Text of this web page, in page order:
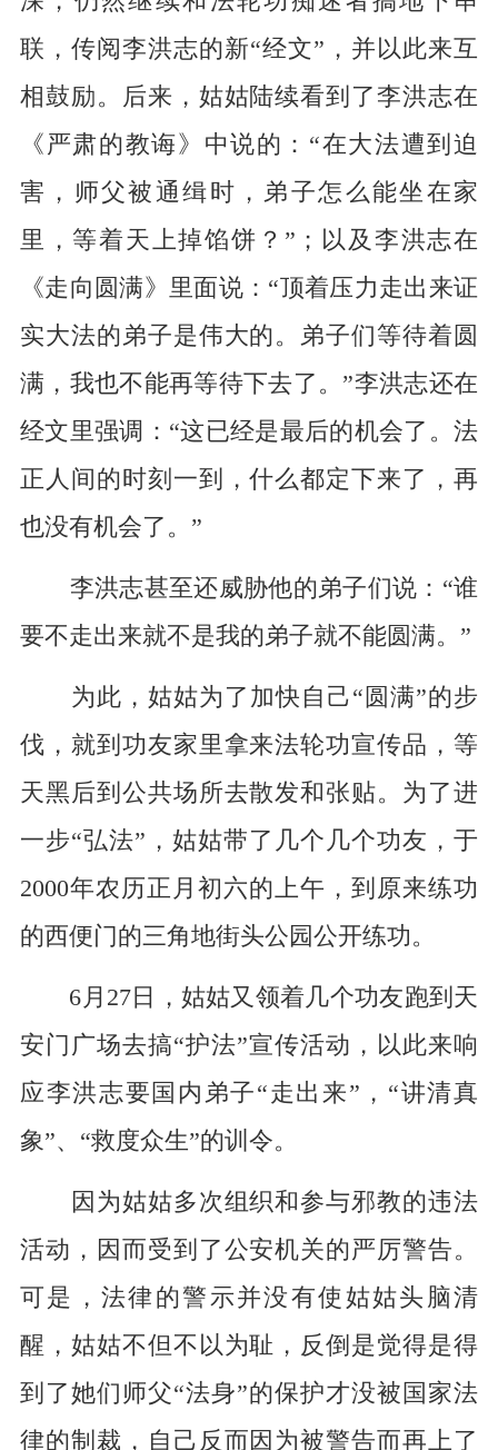
联，传阅李洪志的新“经文”，并以此来互
相鼓励。后来，姑姑陆续看到了李洪志在
《严肃的教诲》中说的：“在大法遭到迫
害，师父被通缉时，弟子怎么能坐在家
里，等着天上掉馅饼？”；以及李洪志在
《走向圆满》里面说：“顶着压力走出来证
实大法的弟子是伟大的。弟子们等待着圆
满，我也不能再等待下去了。”李洪志还在
经文里强调：“这已经是最后的机会了。法
正人间的时刻一到，什么都定下来了，再
也没有机会了。”
李洪志甚至还威胁他的弟子们说：“谁
要不走出来就不是我的弟子就不能圆满。”
为此，姑姑为了加快自己“圆满”的步
伐，就到功友家里拿来法轮功宣传品，等
天黑后到公共场所去散发和张贴。为了进
一步“弘法”，姑姑带了几个几个功友，于
2000年农历正月初六的上午，到原来练功
的西便门的三角地街头公园公开练功。
6月27日，姑姑又领着几个功友跑到天
安门广场去搞“护法”宣传活动，以此来响
应李洪志要国内弟子“走出来”，“讲清真
象”、“救度众生”的训令。
因为姑姑多次组织和参与邪教的违法
活动，因而受到了公安机关的严厉警告。
可是，法律的警示并没有使姑姑头脑清
醒，姑姑不但不以为耻，反倒是觉得是得
到了她们师父“法身”的保护才没被国家法
律的制裁，自己反而因为被警告而再上了